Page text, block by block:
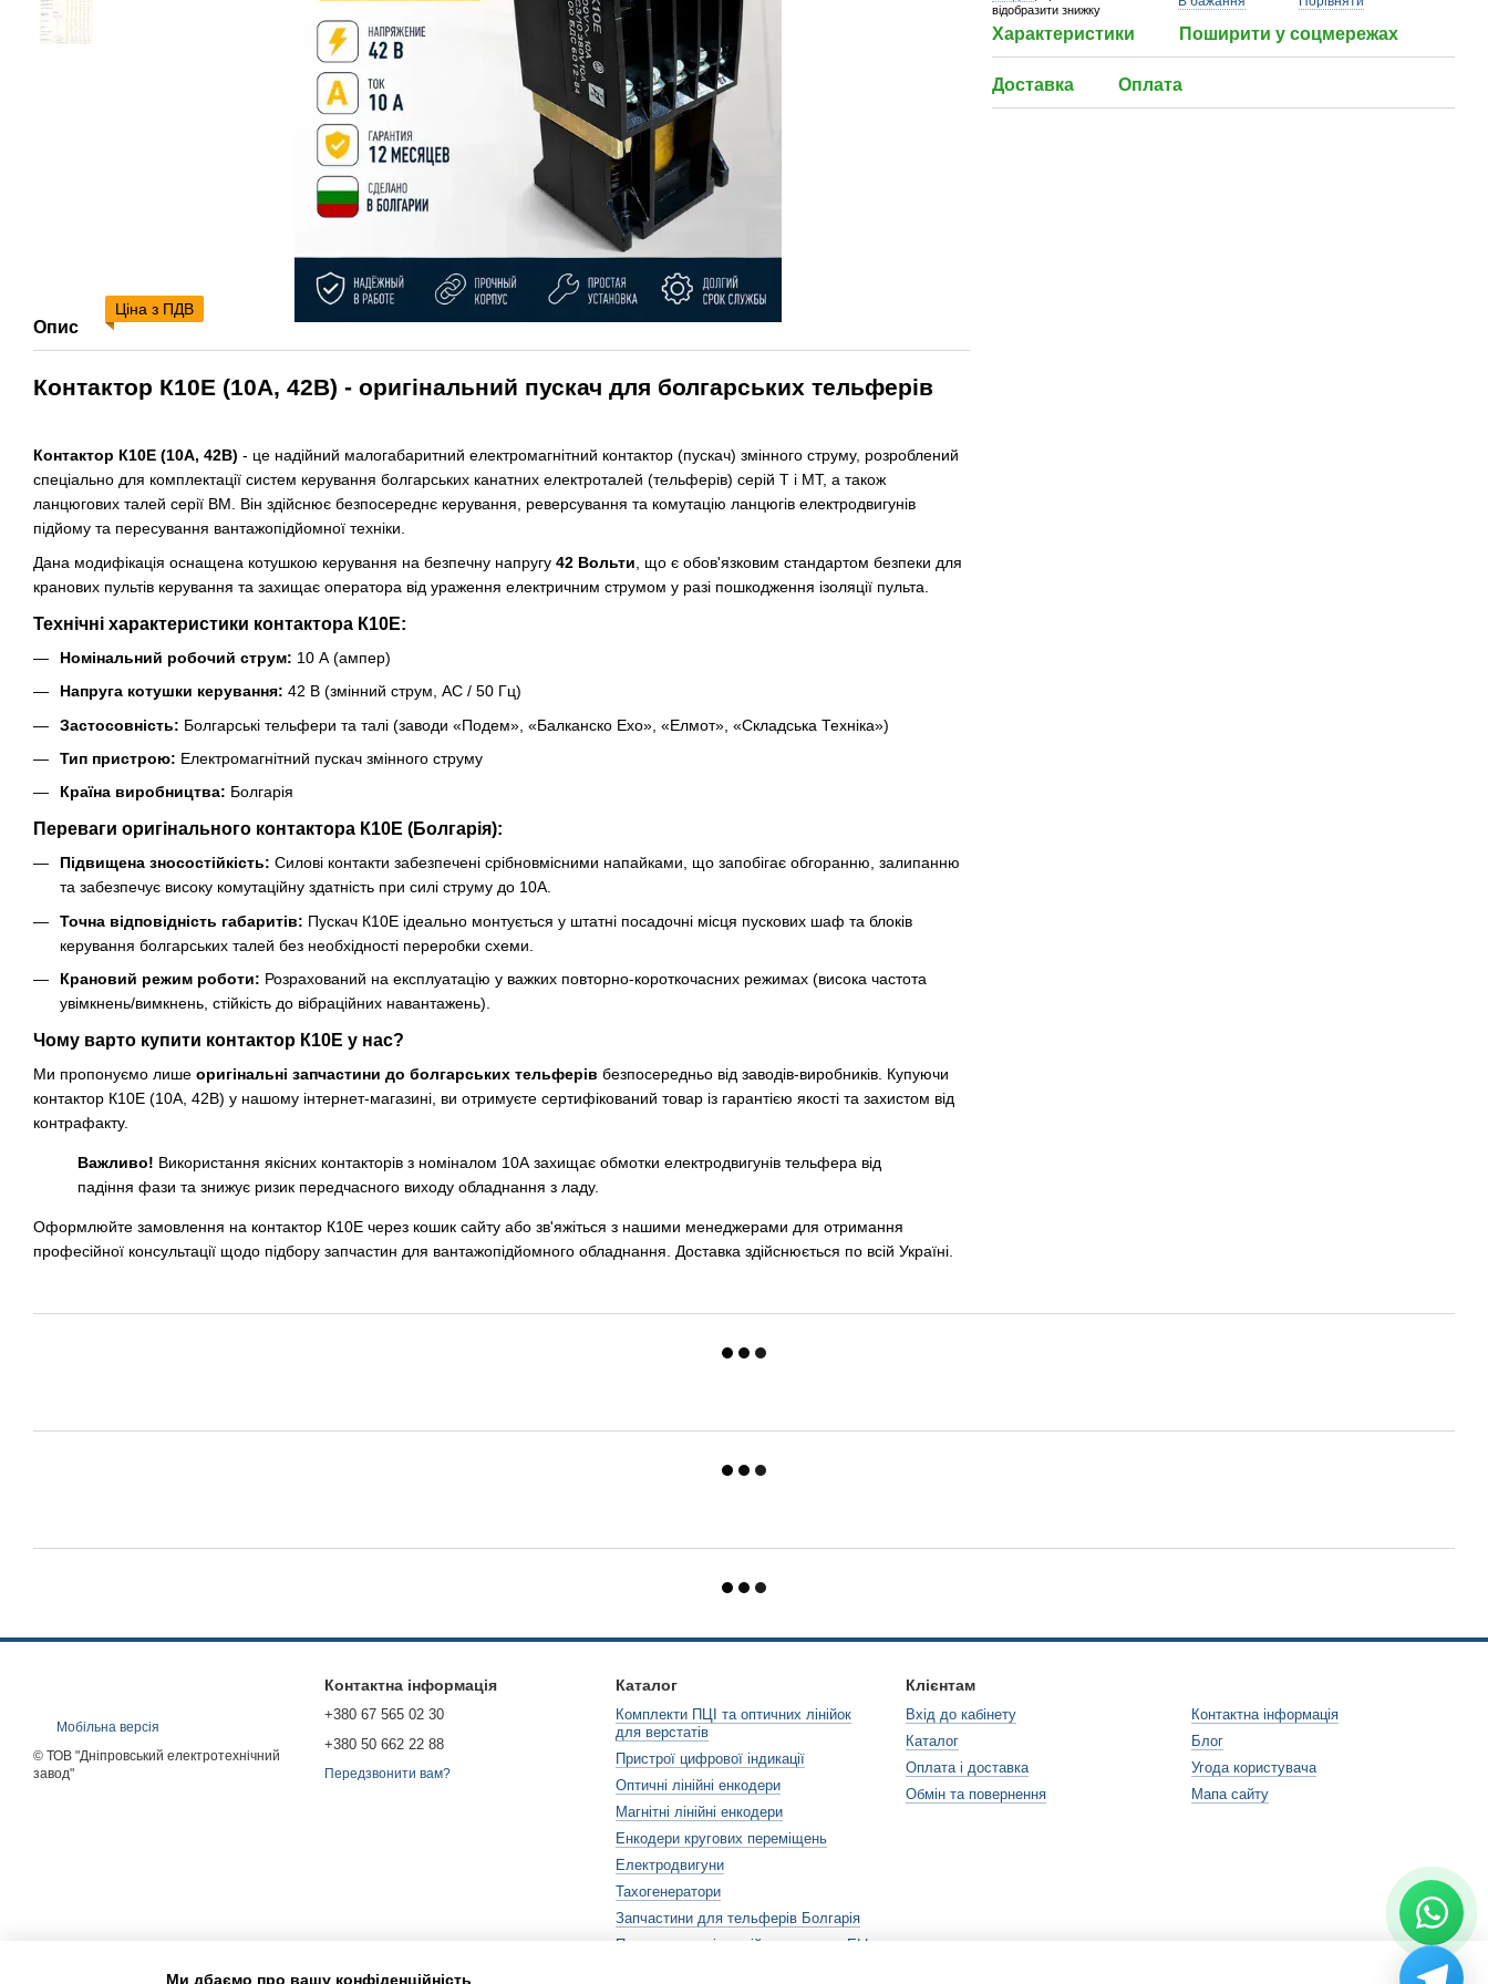
Ціна з ПДВ
Опис
Контактор К10Е (10А, 42В) - оригінальний пускач для болгарських тельферів
Контактор К10Е (10А, 42В) - це надійний малогабаритний електромагнітний контактор (пускач) змінного струму, розроблений
спеціально для комплектації систем керування болгарських канатних електроталей (тельферів) серій Т і МТ, а також
ланцюгових талей серії ВМ. Він здійснює безпосереднє керування, реверсування та комутацію ланцюгів електродвигунів
підйому та пересування вантажопідйомної техніки.
Дана модифікація оснащена котушкою керування на безпечну напругу 42 Вольти , що є обов'язковим стандартом безпеки для
кранових пультів керування та захищає оператора від ураження електричним струмом у разі пошкодження ізоляції пульта.
Технічні характеристики контактора К10Е:
Номінальний робочий струм: 10 А (ампер)
Напруга котушки керування: 42 В (змінний струм, AC / 50 Гц)
Застосовність: Болгарські тельфери та талі (заводи «Подем», «Балканско Ехо», «Елмот», «Складська Техніка»)
Тип пристрою: Електромагнітний пускач змінного струму
Країна виробництва: Болгарія
Переваги оригінального контактора К10Е (Болгарія):
Підвищена зносостійкість: Силові контакти забезпечені срібновмісними напайками, що запобігає обгоранню, залипанню
та забезпечує високу комутаційну здатність при силі струму до 10А.
Точна відповідність габаритів: Пускач К10Е ідеально монтується у штатні посадочні місця пускових шаф та блоків
керування болгарських талей без необхідності переробки схеми.
Крановий режим роботи: Розрахований на експлуатацію у важких повторно-короткочасних режимах (висока частота
увімкнень/вимкнень, стійкість до вібраційних навантажень).
Чому варто купити контактор К10Е у нас?
Ми пропонуємо лише оригінальні запчастини до болгарських тельферів безпосередньо від заводів-виробників. Купуючи
контактор К10Е (10А, 42В) у нашому інтернет-магазині, ви отримуєте сертифікований товар із гарантією якості та захистом від
контрафакту.
Важливо! Використання якісних контакторів з номіналом 10А захищає обмотки електродвигунів тельфера від
падіння фази та знижує ризик передчасного виходу обладнання з ладу.
Оформлюйте замовлення на контактор К10Е через кошик сайту або зв'яжіться з нашими менеджерами для отримання
професійної консультації щодо підбору запчастин для вантажопідйомного обладнання. Доставка здійснюється по всій Україні.
відобразити знижку
Характеристики Поширити у соцмережах
Доставка Оплата
Мобільна версія
© ТОВ "Дніпровський електротехнічний
завод"
Контактна інформація
+380 67 565 02 30
+380 50 662 22 88
Передзвонити вам?
Каталог
Комплекти ПЦІ та оптичних лінійок
для верстатів
Пристрої цифрової індикації
Оптичні лінійні енкодери
Магнітні лінійні енкодери
Енкодери кругових переміщень
Електродвигуни
Тахогенератори
Запчастини для тельферів Болгарія
Перетворювачі постійного струму ELL
Клієнтам
Вхід до кабінету
Каталог
Оплата і доставка
Обмін та повернення
Контактна інформація
Блог
Угода користувача
Мапа сайту
Ми дбаємо про вашу конфіденційність